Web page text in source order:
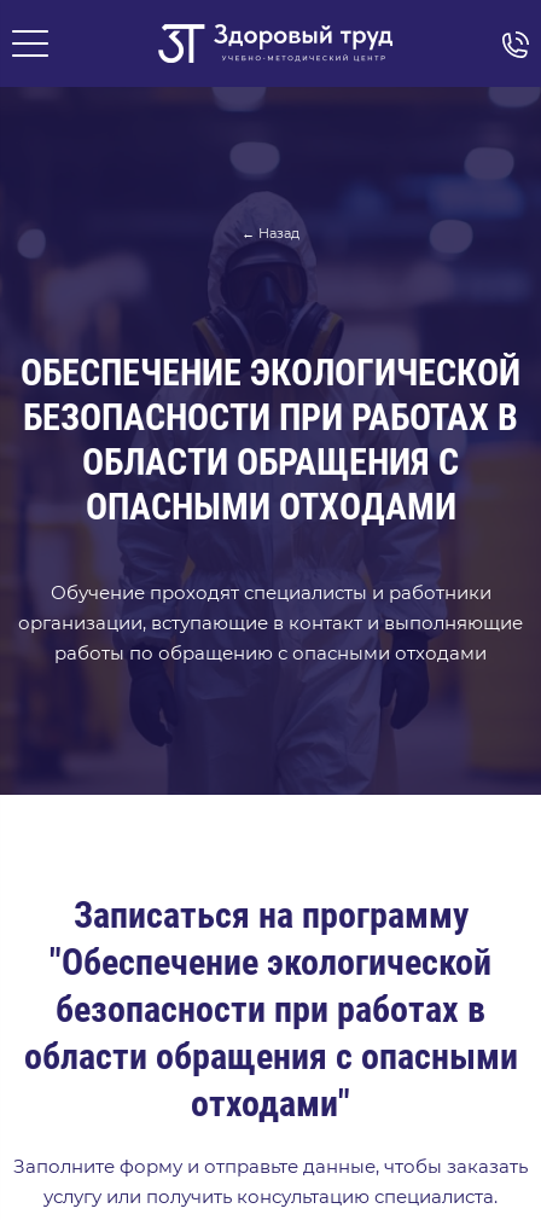
← Назад
ОБЕСПЕЧЕНИЕ ЭКОЛОГИЧЕСКОЙ
БЕЗОПАСНОСТИ ПРИ РАБОТАХ В
ОБЛАСТИ ОБРАЩЕНИЯ С
ОПАСНЫМИ ОТХОДАМИ
Обучение проходят специалисты и работники
организации, вступающие в контакт и выполняющие
работы по обращению с опасными отходами
Записаться на программу
"Обеспечение экологической
безопасности при работах в
области обращения с опасными
отходами"
Заполните форму и отправьте данные, чтобы заказать
услугу или получить консультацию специалиста.